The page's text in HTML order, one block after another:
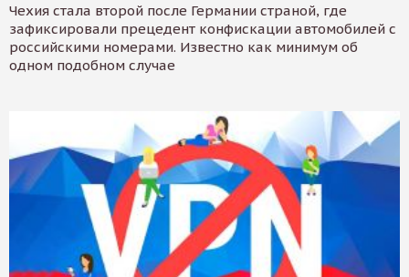
Чехия стала второй после Германии страной, где
зафиксировали прецедент конфискации автомобилей с
российскими номерами. Известно как минимум об
одном подобном случае